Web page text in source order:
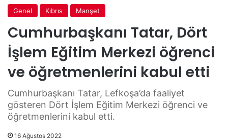
Genel Kıbrıs Manşet
Cumhurbaşkanı Tatar, Dört
İşlem Eğitim Merkezi öğrenci
ve öğretmenlerini kabul etti
Cumhurbaşkanı Tatar, Lefkoşa’da faaliyet
gösteren Dört İşlem Eğitim Merkezi öğrenci ve
öğretmenlerini kabul etti.
16 Ağustos 2022